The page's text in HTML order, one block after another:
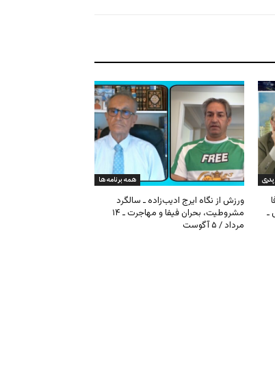
همه برنامه ها
ورزش از نگاه ایرج ادیب‌زاده ـ سالگرد
مشروطیت، بحران فیفا و مهاجرت ـ ۱۴
مرداد / ۵ آگوست
ـ